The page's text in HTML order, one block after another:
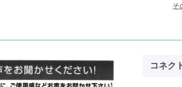
そ
コネク